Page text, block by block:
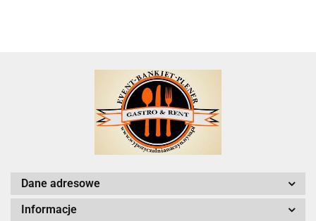
Dane adresowe
Informacje